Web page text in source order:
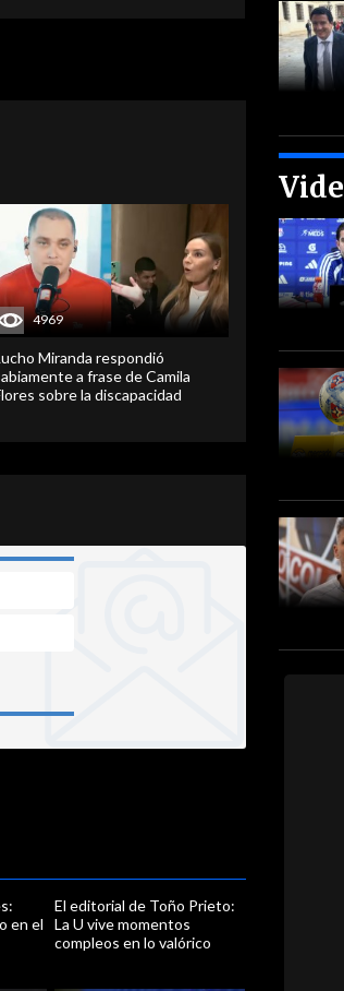
4969
Miranda respondió
a frase de Camila
sobre la discapacidad
en el
El editorial de Toño Prieto:
La U vive momentos
compleos en lo valórico